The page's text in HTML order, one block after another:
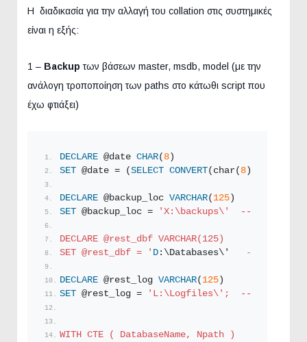
Η διαδικασία για την αλλαγή του collation στις συστημικές
είναι η εξής:
1 – Backupτων βάσεων master, msdb, model (με την
ανάλογη τροποποίηση των paths στο κάτωθι script που
έχω φτιάξει)
DECLARE @date CHAR( 8)
SET @date = (SELECT CONVERT(char( 8),
DECLARE @backup_loc VARCHAR( 125)
SET @backup_loc = 'X:\backups\'  -- Σε ποιά
DECLARE @rest_dbf VARCHAR(125)
SET @rest_dbf = ' D :\Databases\' -- Σε ποιά
DECLARE @rest_log VARCHAR( 125)
SET @rest_log = 'L:\Logfiles\';  -- Σε ποια
WITH CTE ( DatabaseName, Npath )